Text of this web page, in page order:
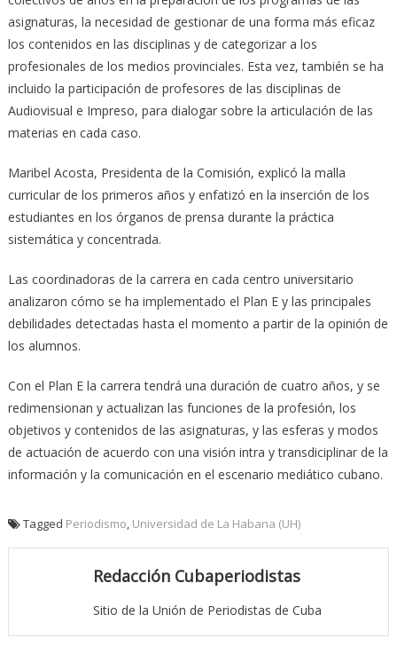
asignaturas, la necesidad de gestionar de una forma más eficaz
los contenidos en las disciplinas y de categorizar a los
profesionales de los medios provinciales. Esta vez, también se ha
incluido la participación de profesores de las disciplinas de
Audiovisual e Impreso, para dialogar sobre la articulación de las
materias en cada caso.
Maribel Acosta, Presidenta de la Comisión, explicó la malla
curricular de los primeros años y enfatizó en la inserción de los
estudiantes en los órganos de prensa durante la práctica
sistemática y concentrada.
Las coordinadoras de la carrera en cada centro universitario
analizaron cómo se ha implementado el Plan E y las principales
debilidades detectadas hasta el momento a partir de la opinión de
los alumnos.
Con el Plan E la carrera tendrá una duración de cuatro años, y se
redimensionan y actualizan las funciones de la profesión, los
objetivos y contenidos de las asignaturas, y las esferas y modos
de actuación de acuerdo con una visión intra y transdiciplinar de la
información y la comunicación en el escenario mediático cubano.
Tagged Periodismo, Universidad de La Habana (UH)
Redacción Cubaperiodistas
Sitio de la Unión de Periodistas de Cuba